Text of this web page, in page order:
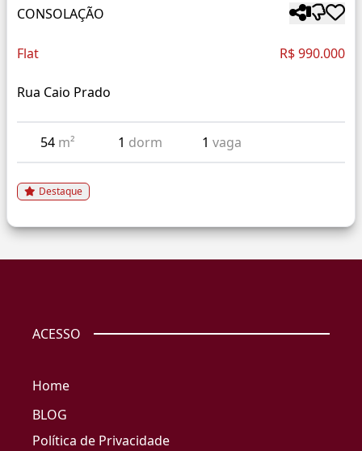
CONSOLAÇÃO
Flat R$ 990.000
Rua Caio Prado
54 m² 1 dorm 1vaga
Destaque
ACESSO
Home
BLOG
Política de Privacidade